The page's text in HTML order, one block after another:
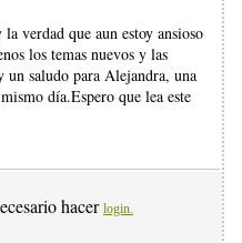
verdad que aun estoy ansioso
los temas nuevos y las
un saludo para Alejandra, una
día.Espero que lea este
hacer login.